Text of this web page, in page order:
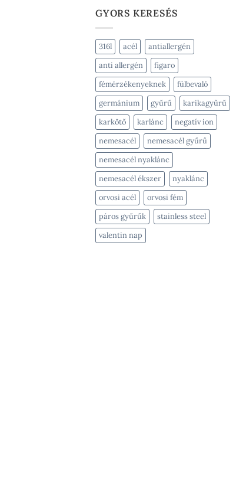
GYORS KERESÉS
316l acél
antiallergén
anti allergén
figaro
fémérzékenyeknek
fülbevaló
germánium
gyűrű
karikagyűrű
karkötő
karlánc
negatív ion
nemesacél
nemesacél gyűrű
nemesacél nyaklánc
nemesacél ékszer
nyaklánc
orvosi acél
orvosi fém
páros gyűrűk
stainless steel
valentin nap